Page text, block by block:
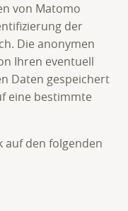
von Matomo
der
Die anonymen
Ihren eventuell
Daten gespeichert
eine bestimmte
auf den folgenden